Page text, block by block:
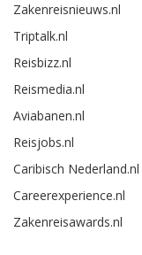
Zakenreisnieuws.nl
Triptalk.nl
Reisbizz.nl
Reismedia.nl
Aviabanen.nl
Reisjobs.nl
Caribisch Nederland.nl
Careerexperience.nl
Zakenreisawards.nl